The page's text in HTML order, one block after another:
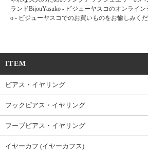
ランドBijouYasuko - ビジューヤスコのオンライ
o - ビジューヤスコでのお買いものをお愉しみくだ
ITEM
ピアス・イヤリング
フックピアス・イヤリング
フープピアス・イヤリング
イヤーカフ (イヤーカフス)